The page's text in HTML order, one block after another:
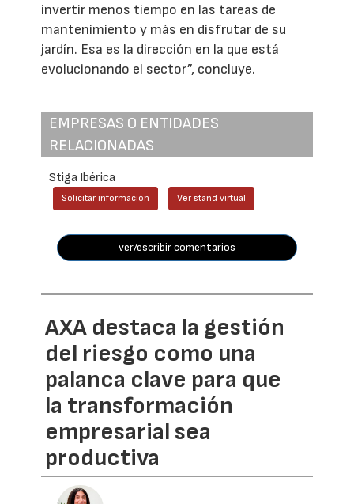
invertir menos tiempo en las tareas de
mantenimiento y más en disfrutar de su
jardín. Esa es la dirección en la que está
evolucionando el sector”, concluye.
EMPRESAS O ENTIDADES
RELACIONADAS
Stiga Ibérica
Solicitar información Ver stand virtual
ver/escribir comentarios
AXA destaca la gestión
del riesgo como una
palanca clave para que
la transformación
empresarial sea
productiva